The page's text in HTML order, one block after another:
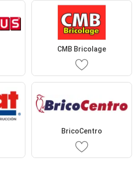
CMB Bricolage
BricoCentro